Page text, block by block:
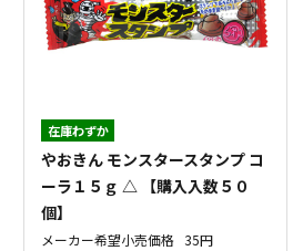
在庫わずか
やおきん モンスタースタンプ コ
ーラ１５ｇ △ 【購入入数５０
個】
メーカー希望小売価格 35円